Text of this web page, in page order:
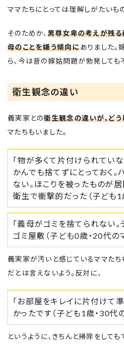
ママたちにとっては理解しがたいも
そのためか、 男尊女卑の考えが残る
母のことを嫌う傾向にありました。
ら、今は昔の嫁姑問題が勃発しても
衛生観念の違い
義実家との衛生観念の違いが、ど
マたちもいました。
「物が多くて片付けられてい
かんでも捨てずにとっておく。
ない。ほこりを被ったものが居
衛生で衝撃的だった（子ども1
「義母がゴミを捨てられない
ゴミ屋敷（子ども0歳・20代のマ
義実家が汚いと感じているママたち
だとは言えないよう。反対に、
「お部屋をキレイに片付けて
かったです（子ども1歳・30代の
というように、きちんと掃除をして